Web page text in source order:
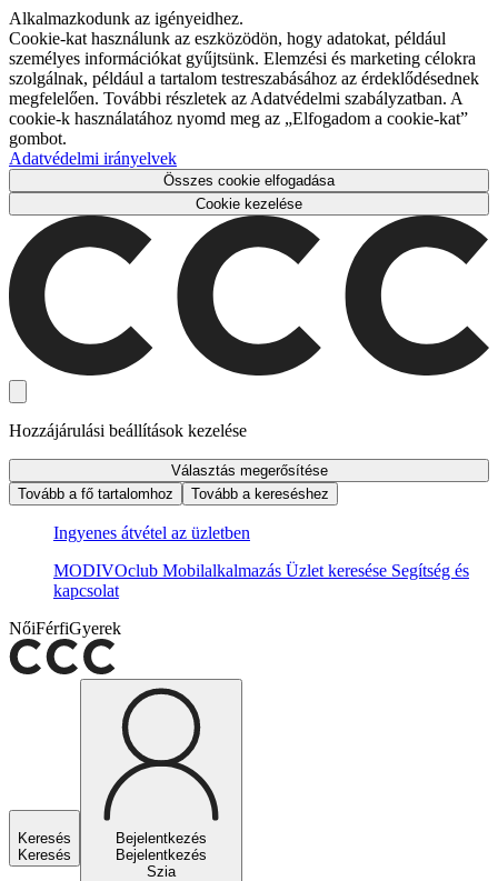
Alkalmazkodunk az igényeidhez.
Cookie-kat használunk az eszközödön, hogy adatokat, például
személyes információkat gyűjtsünk. Elemzési és marketing célokra
szolgálnak, például a tartalom testreszabásához az érdeklődésednek
megfelelően. További részletek az Adatvédelmi szabályzatban. A
cookie-k használatához nyomd meg az „Elfogadom a cookie-kat”
gombot.
Adatvédelmi irányelvek
Összes cookie elfogadása
Cookie kezelése
Hozzájárulási beállítások kezelése
Választás megerősítése
Tovább a fő tartalomhoz
Tovább a kereséshez
Ingyenes átvétel az üzletben
MODIVOclub Mobilalkalmazás Üzlet keresése Segítség és
kapcsolat
NőiFérfiGyerek
Keresés
Keresés
Bejelentkezés
Bejelentkezés
Szia